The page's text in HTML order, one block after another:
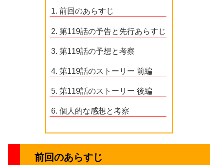
前回のあらすじ
第119話の予告と先行あらすじ
第119話の予想と考察
第119話のストーリー 前編
第119話のストーリー 後編
個人的な感想と考察
前回のあらすじ